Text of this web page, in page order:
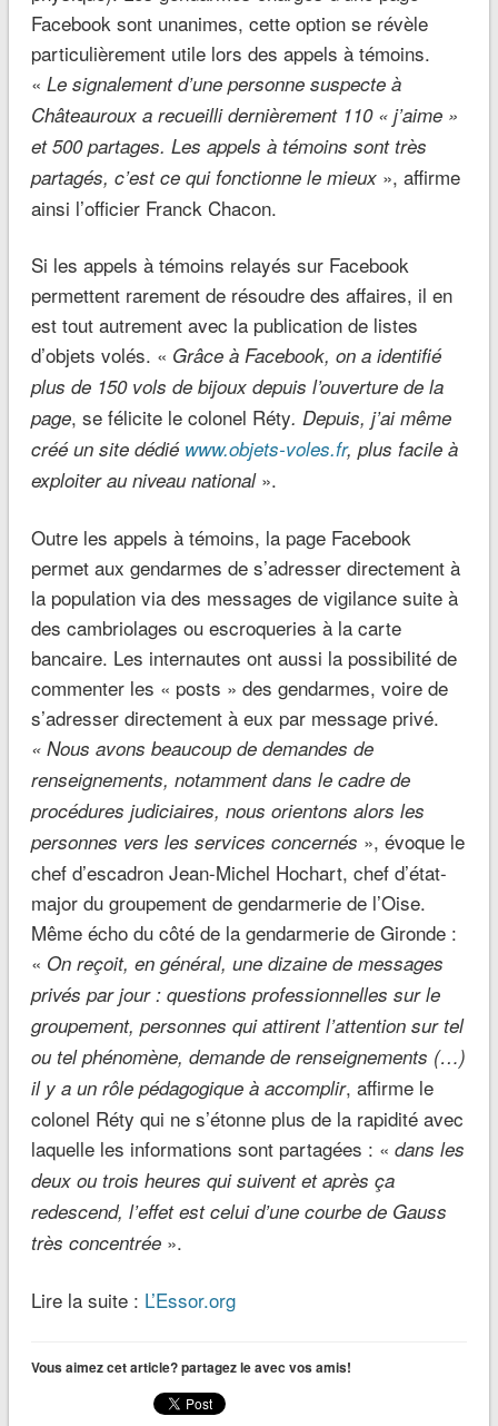
Facebook sont unanimes, cette option se révèle
particulièrement utile lors des appels à témoins.
« Le signalement d’une personne suspecte à
Châteauroux a recueilli dernièrement 110 « j’aime »
et 500 partages. Les appels à témoins sont très
partagés, c’est ce qui fonctionne le mieux », affirme
ainsi l’officier Franck Chacon.
Si les appels à témoins relayés sur Facebook
permettent rarement de résoudre des affaires, il en
est tout autrement avec la publication de listes
d’objets volés. « Grâce à Facebook, on a identifié
plus de 150 vols de bijoux depuis l’ouverture de la
page, se félicite le colonel Réty. Depuis, j’ai même
créé un site dédié www.objets-voles.fr, plus facile à
exploiter au niveau national ».
Outre les appels à témoins, la page Facebook
permet aux gendarmes de s’adresser directement à
la population via des messages de vigilance suite à
des cambriolages ou escroqueries à la carte
bancaire. Les internautes ont aussi la possibilité de
commenter les « posts » des gendarmes, voire de
s’adresser directement à eux par message privé.
« Nous avons beaucoup de demandes de
renseignements, notamment dans le cadre de
procédures judiciaires, nous orientons alors les
personnes vers les services concernés », évoque le
chef d’escadron Jean-Michel Hochart, chef d’état-
major du groupement de gendarmerie de l’Oise.
Même écho du côté de la gendarmerie de Gironde :
« On reçoit, en général, une dizaine de messages
privés par jour : questions professionnelles sur le
groupement, personnes qui attirent l’attention sur tel
ou tel phénomène, demande de renseignements (…)
il y a un rôle pédagogique à accomplir, affirme le
colonel Réty qui ne s’étonne plus de la rapidité avec
laquelle les informations sont partagées : « dans les
deux ou trois heures qui suivent et après ça
redescend, l’effet est celui d’une courbe de Gauss
très concentrée ».
Lire la suite : L’Essor.org
Vous aimez cet article? partagez le avec vos amis!